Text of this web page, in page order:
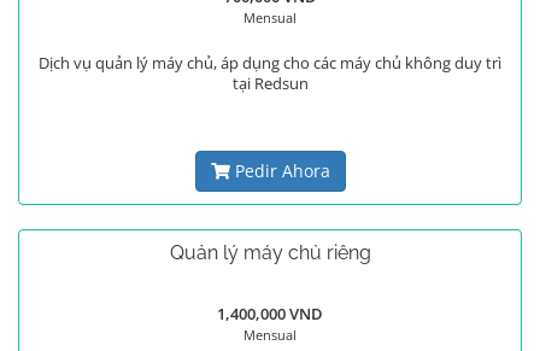
Mensual
Dịch vụ quản lý máy chủ, áp dụng cho các máy chủ không duy trì
tại Redsun
Pedir Ahora
Quản lý máy chủ riêng
1,400,000 VND
Mensual